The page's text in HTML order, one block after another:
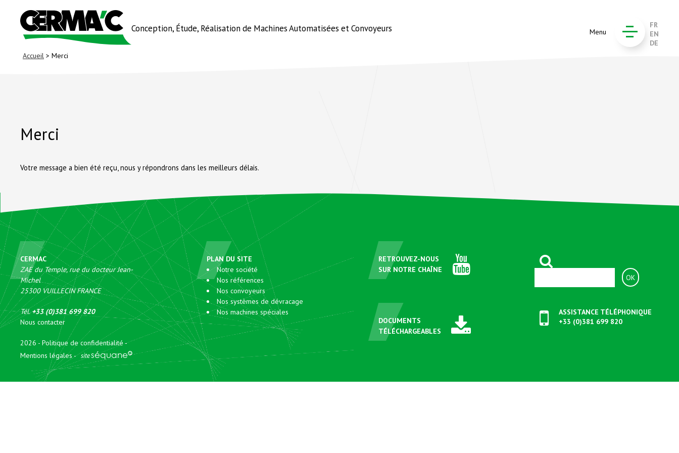
Conception, Étude, Réalisation de Machines Automatisées et Convoyeurs Menu
FR
EN
DE
Accueil > Merci
Merci
Votre message a bien été reçu, nous y répondrons dans les meilleurs délais.
CERMAC
ZAE du Temple, rue du docteur Jean-
Michel
25300 VUILLECINFRANCE
Tél. +33 (0)381 699 820
Nous contacter
2026
Politique de confidentialité
Mentions légales
siteséquane
PLAN DU SITE
Notre société
Nos références
Nos convoyeurs
Nos systèmes de dévracage
Nos machines spéciales
RETROUVEZ-NOUS
SUR NOTRE CHAÎNE
DOCUMENTS
TÉLÉCHARGEABLES
ASSISTANCE TÉLÉPHONIQUE
+33 (0)381 699 820